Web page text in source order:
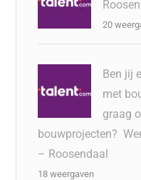
20
Ben jij
met
graag
bouwprojecten?
– Roosendaal
18 weergaven